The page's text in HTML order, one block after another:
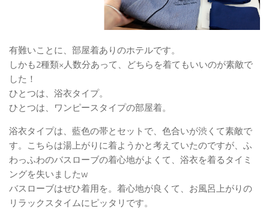
有難いことに、部屋着ありのホテルです。
しかも2種類×人数分あって、どちらを着てもいいのが素敵で
した！
ひとつは、浴衣タイプ。
ひとつは、ワンピースタイプの部屋着。
浴衣タイプは、藍色の帯とセットで、色合いが渋くて素敵で
す。こちらは湯上がりに着ようかと考えていたのですが、ふ
わっふわのバスローブの着心地がよくて、浴衣を着るタイミ
ングを失いましたw
バスローブはぜひ着用を。着心地が良くて、お風呂上がりの
リラックスタイムにピッタリです。